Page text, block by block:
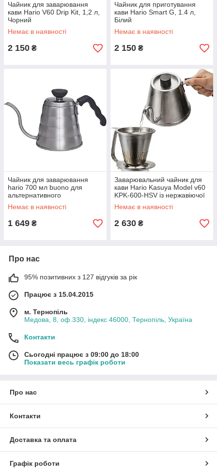
Чайник для заварювання
кави Hario V60 Drip Kit, 1,2 л,
Чорний
Немає в наявності
2 150 ₴
Чайник для приготування
кави Hario Smart G, 1.4 л,
Білий
Немає в наявності
2 150 ₴
Чайник для заварювання
hario 700 мл buono для
альтернативного
приготування кави для
пуровера з нержавійки для
Немає в наявності
1 649 ₴
Заварювальний чайник для
кави Hario Kasuya Model v60
KPK-600-HSV із нержавіючої
сталі для пуровера з довгим
тонким носиком
Немає в наявності
2 630 ₴
Про нас
95% позитивних з 127 відгуків за рік
Працює з 15.04.2015
м. Тернопіль
Медова, 8, оф.330, індекс 46000, Тернопіль, Україна
Контакти
Сьогодні працює з 09:00 до 18:00
Показати весь графік роботи
Про нас
Контакти
Доставка та оплата
Графік роботи